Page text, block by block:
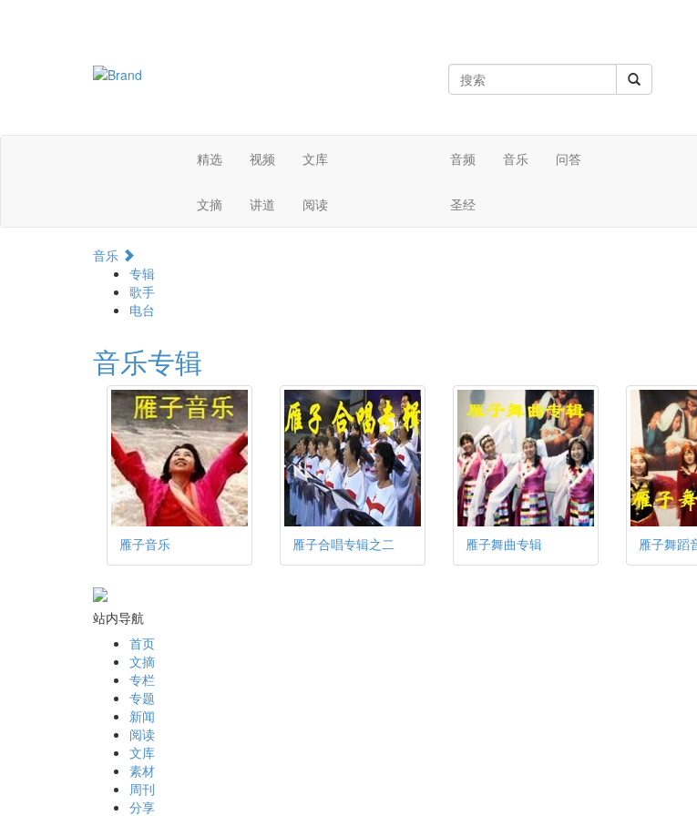
精选 视频 文库
文摘 讲道 阅读
音频 音乐 问答
圣经
音乐
专辑
歌手
电台
音乐专辑
雁子音乐 雁子合唱专辑之二 雁子舞曲专辑 雁子舞蹈
站内导航
首页
文摘
专栏
专题
新闻
阅读
文库
素材
周刊
分享